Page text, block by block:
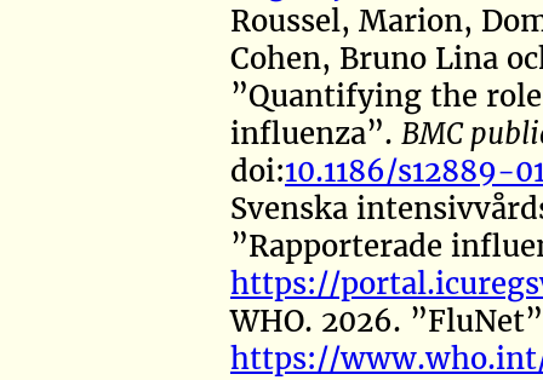
Roussel, Marion,
Cohen, Bruno Lina
”Quantifying the
influenza”. BMC
doi:10.1186/s12889-
Svenska
”Rapporterade
https://
WHO. 2026. ”FluNet”
https://